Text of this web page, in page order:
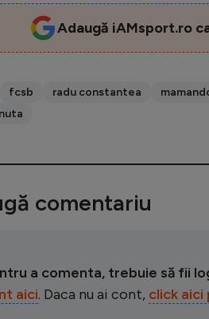
Adaugă iAMsport.ro
fcsb radu constantea
comentariu
a comenta, trebuie să fii
aici. Daca nu ai cont, click aici